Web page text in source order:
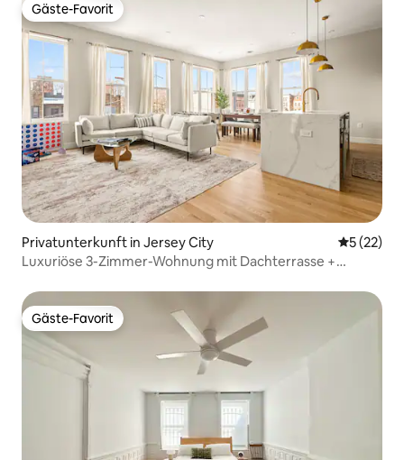
Gäste-Favorit
Gäste-Favorit
Privatunterkunft in Jersey City
5 (22)
Luxuriöse 3-Zimmer-Wohnung mit Dachterrasse +
Gäste-Favorit
Gäste-Favorit